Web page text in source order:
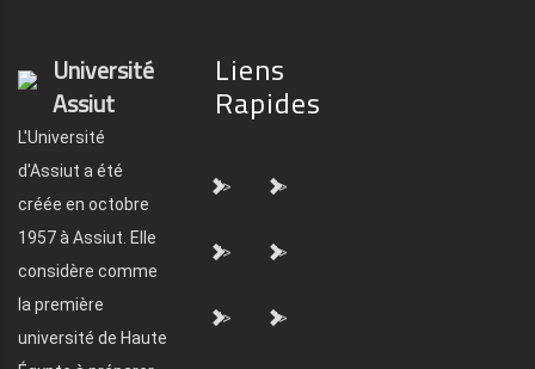
Université
Assiut
L'Université
d'Assiut a été
créée en octobre
1957 à Assiut. Elle
considère comme
la première
université de Haute
Liens
Rapides
"> ">
"> ">
"> ">